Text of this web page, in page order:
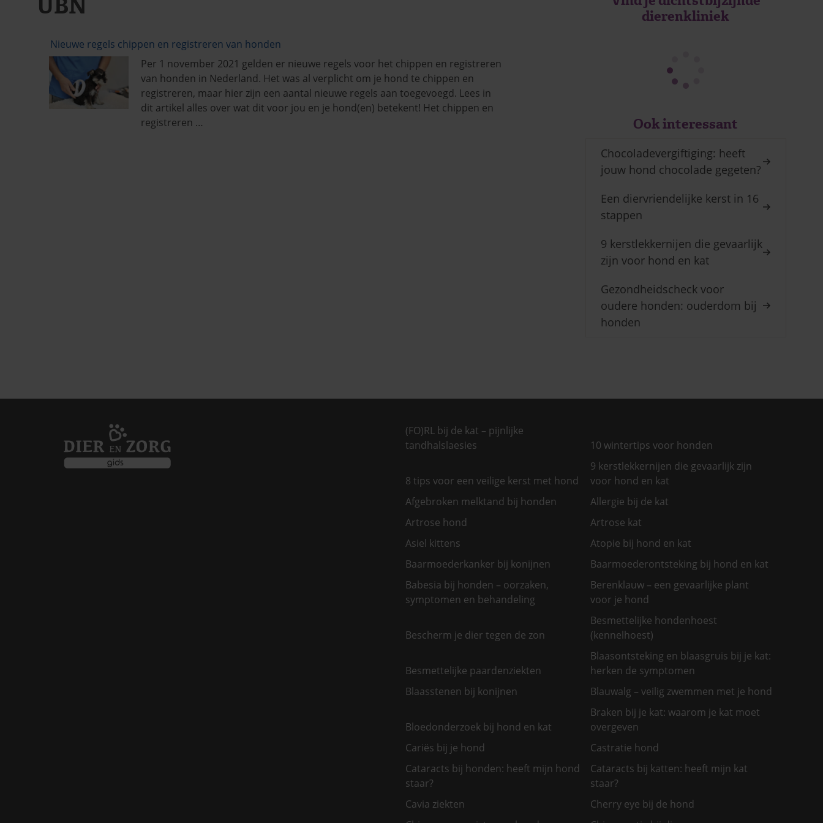
Nieuwe regels chippen en registreren van honden
Per 1 november 2021 gelden er nieuwe regels voor het chippen en registreren
van honden in Nederland. Het was al verplicht om je hond te chippen en
registreren, maar hier zijn een aantal nieuwe regels aan toegevoegd. Lees in
dit artikel alles over wat dit voor jou en je hond(en) betekent! Het chippen en
registreren …
dierenkliniek
Ook interessant
Chocoladevergiftiging: heeft
jouw hond chocolade gegeten?
Een diervriendelijke kerst in 16
stappen
9 kerstlekkernijen die gevaarlijk
zijn voor hond en kat
Gezondheidscheck voor
oudere honden: ouderdom bij
honden
(FO)RL bij de kat – pijnlijke
tandhalslaesies
10 wintertips voor honden
8 tips voor een veilige kerst met hond
9 kerstlekkernijen die gevaarlijk zijn
voor hond en kat
Afgebroken melktand bij honden
Allergie bij de kat
Artrose hond
Artrose kat
Asiel kittens
Atopie bij hond en kat
Baarmoederkanker bij konijnen
Baarmoederontsteking bij hond en kat
Babesia bij honden – oorzaken,
symptomen en behandeling
Berenklauw – een gevaarlijke plant
voor je hond
Bescherm je dier tegen de zon
Besmettelijke hondenhoest
(kennelhoest)
Besmettelijke paardenziekten
Blaasontsteking en blaasgruis bij je kat:
herken de symptomen
Blaasstenen bij konijnen
Blauwalg – veilig zwemmen met je hond
Bloedonderzoek bij hond en kat
Braken bij je kat: waarom je kat moet
overgeven
Cariës bij je hond
Castratie hond
Cataracts bij honden: heeft mijn hond
staar?
Cataracts bij katten: heeft mijn kat
staar?
Cavia ziekten
Cherry eye bij de hond